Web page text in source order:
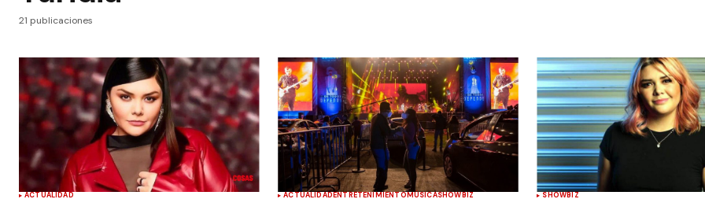
21 publicaciones
ACTUALIDAD ACTUALIDADENTRETENIMIENTOMÚSICASHOWBIZ SHOWBIZ